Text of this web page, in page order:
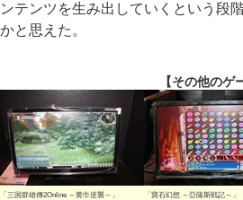
ンテンツを生み出していくという段
かと思えた。
【その他のゲ
「三国群雄傳2Online ～黄巾逆襲～」 「寶石幻想 ～亞薩斯戦記～」